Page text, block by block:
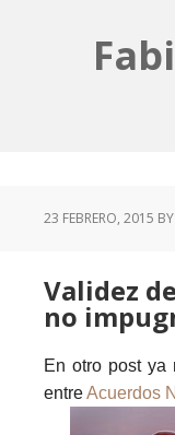
23 FEBRERO, 2015 BY
Validez
no
En otro post ya
entreAcuerdos